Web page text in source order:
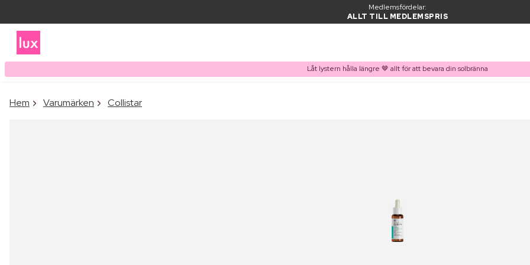
Medlemsfördelar:
ALLT TILL MEDLEMSPRIS
Låt lystern hålla längre 🤎 allt för att bevara din solbränna
Hem Varumärken Collistar